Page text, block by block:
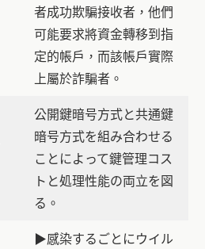
者成功欺騙接收者，他們
可能要求將資金轉移到指
定的帳戶，而該帳戶實際
上屬於詐騙者。
公開鍵暗号方式と共通鍵
暗号方式を組み合わせる
ことによって鍵管理コス
トと処理性能の両立を図
る。
▶感染するごとにウイル